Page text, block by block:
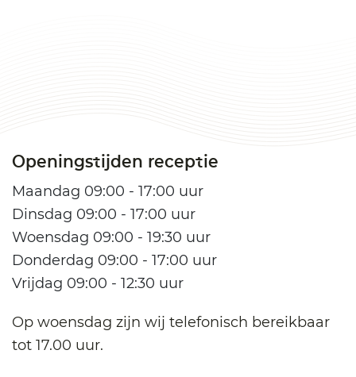
Openingstijden receptie
Maandag 09:00 - 17:00 uur
Dinsdag 09:00 - 17:00 uur
Woensdag 09:00 - 19:30 uur
Donderdag 09:00 - 17:00 uur
Vrijdag 09:00 - 12:30 uur
Op woensdag zijn wij telefonisch bereikbaar
tot 17.00 uur.